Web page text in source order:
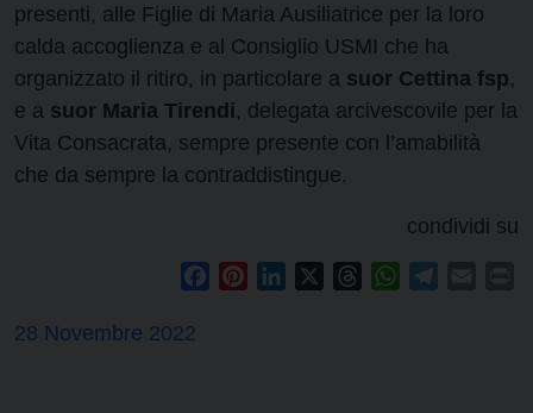
presenti, alle Figlie di Maria Ausiliatrice per la loro
calda accoglienza e al Consiglio USMI che ha
organizzato il ritiro, in particolare a suor Cettina fsp,
e a suor Maria Tirendi, delegata arcivescovile per la
Vita Consacrata, sempre presente con l’amabilità
che da sempre la contraddistingue.
condividi su
FacebookPinterestLinkedIn ThreadsWhatsApp
28 Novembre 2022